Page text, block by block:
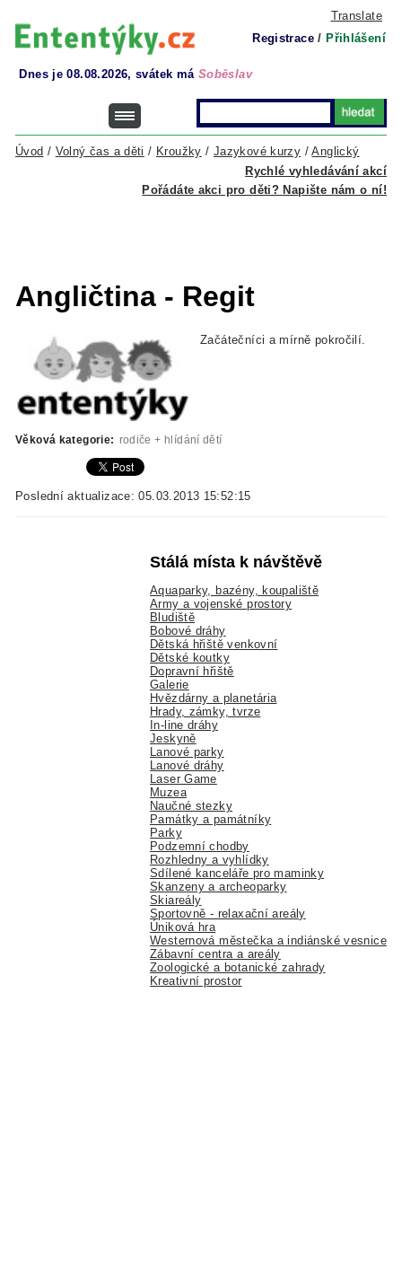
Translate
Registrace / Přihlášení
Dnes je 08.08.2026, svátek má Soběslav
Rychlé vyhledávání akcí
Úvod / Volný čas a děti / Kroužky / Jazykové kurzy /Anglický
Pořádáte akci pro děti? Napište nám o ní!
Angličtina - Regit
Začátečníci a mírně pokročilí.
Věková kategorie: rodiče + hlídání dětí
Poslední aktualizace: 05.03.2013 15:52:15
Stálá místa k návštěvě
Aquaparky, bazény, koupaliště
Army a vojenské prostory
Bludiště
Bobové dráhy
Dětská hřiště venkovní
Dětské koutky
Dopravní hřiště
Galerie
Hvězdárny a planetária
Hrady, zámky, tvrze
In-line dráhy
Jeskyně
Lanové parky
Lanové dráhy
Laser Game
Muzea
Naučné stezky
Památky a památníky
Parky
Podzemní chodby
Rozhledny a vyhlídky
Sdílené kanceláře pro maminky
Skanzeny a archeoparky
Skiareály
Sportovně - relaxační areály
Úniková hra
Westernová městečka a indiánské vesnice
Zábavní centra a areály
Zoologické a botanické zahrady
Kreativní prostor